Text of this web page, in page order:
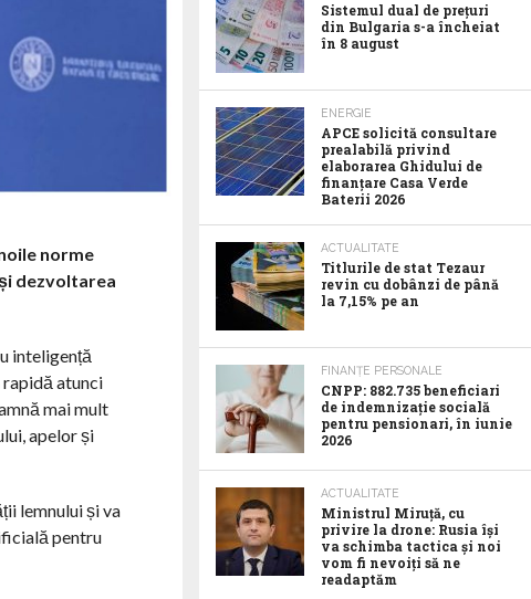
norme
dezvoltarea
inteligență
atunci
mai mult
apelor și
lemnului și va
pentru
Sistemul dual de prețuri
din Bulgaria s-a încheiat
în 8 august
ENERGIE
APCE solicită consultare
prealabilă privind
elaborarea Ghidului de
finanțare Casa Verde
Baterii 2026
ACTUALITATE
Titlurile de stat Tezaur
revin cu dobânzi de până
la 7,15% pe an
FINANȚE PERSONALE
CNPP: 882.735 beneficiari
de indemnizație socială
pentru pensionari, în iunie
2026
ACTUALITATE
Ministrul Miruță, cu
privire la drone: Rusia își
va schimba tactica și noi
vom fi nevoiți să ne
readaptăm